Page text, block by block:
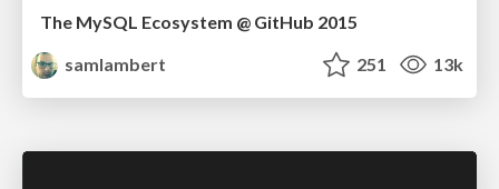
The MySQL Ecosystem @ GitHub 2015
samlambert
251 13k